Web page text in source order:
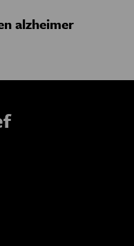
alzheimer